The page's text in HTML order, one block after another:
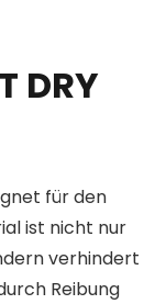
DRY
für den
ist nicht nur
verhindert
Reibung